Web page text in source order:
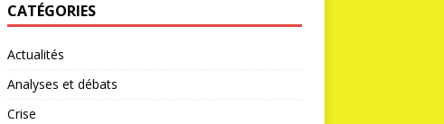
CATÉGORIES
Actualités
Analyses et débats
Crise